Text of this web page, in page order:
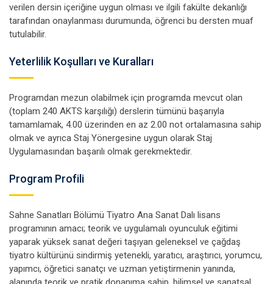
verilen dersin içeriğine uygun olması ve ilgili fakülte dekanlığı
tarafından onaylanması durumunda, öğrenci bu dersten muaf
tutulabilir.
Yeterlilik Koşulları ve Kuralları
Programdan mezun olabilmek için programda mevcut olan
(toplam 240 AKTS karşılığı) derslerin tümünü başarıyla
tamamlamak, 4.00 üzerinden en az 2.00 not ortalamasına sahip
olmak ve ayrıca Staj Yönergesine uygun olarak Staj
Uygulamasından başarılı olmak gerekmektedir.
Program Profili
Sahne Sanatları Bölümü Tiyatro Ana Sanat Dalı lisans
programının amacı; teorik ve uygulamalı oyunculuk eğitimi
yaparak yüksek sanat değeri taşıyan geleneksel ve çağdaş
tiyatro kültürünü sindirmiş yetenekli, yaratıcı, araştırıcı, yorumcu,
yapımcı, öğretici sanatçı ve uzman yetiştirmenin yanında,